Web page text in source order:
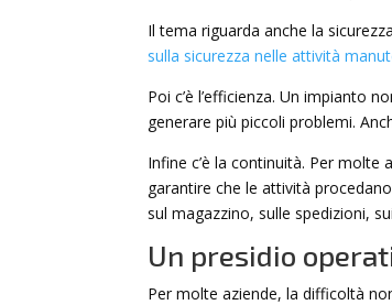
Il tema riguarda anche la
sulla sicurezza nelle attività
Poi c’è l’efficienza. Un impianto
generare più piccoli problemi.
Infine c’è la continuità. Per
garantire che le attività
sul magazzino, sulle spedizioni,
Un presidio
Per molte aziende, la difficoltà